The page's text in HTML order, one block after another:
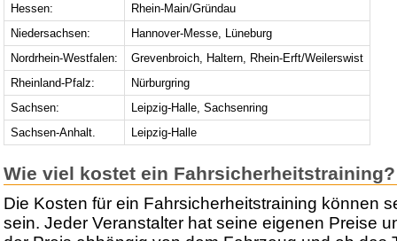
Hessen:
Rhein-Main/Gründau
Niedersachsen:
Hannover-Messe, Lüneburg
Nordrhein-Westfalen:
Grevenbroich, Haltern, Rhein-Erft/Weilerswist
Rheinland-Pfalz:
Nürburgring
Sachsen:
Leipzig-Halle, Sachsenring
Sachsen-Anhalt.
Leipzig-Halle
Wie viel kostet ein Fahrsicherheitstraining?
Die Kosten für ein Fahrsicherheitstraining können
sein. Jeder Veranstalter hat seine eigenen Preise